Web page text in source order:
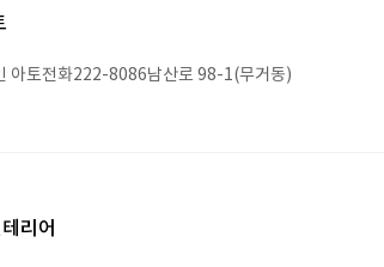
아토전화222-8086남산로 98-1(무거동)
리어